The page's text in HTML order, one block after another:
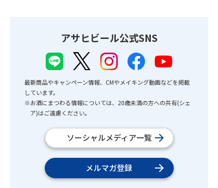
アサヒビール公式SNS
最新商品やキャンペーン情報、CMやメイキング動画などを掲載
しています。
※お酒にまつわる情報については、20歳未満の方への共有(シェ
ア)はご遠慮ください。
ソーシャルメディア一覧
メルマガ登録